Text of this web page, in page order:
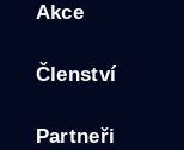
Akce
Členství
Partneři